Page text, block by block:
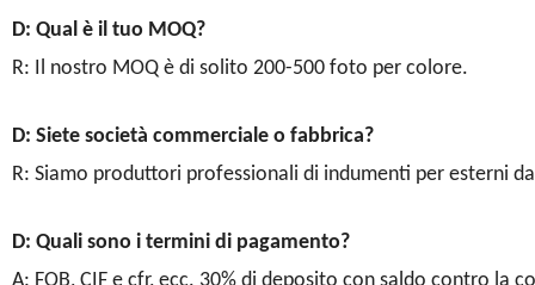
D: Qual è il tuo MOQ?
R: Il nostro MOQ è di solito 200-500 foto per colore.
D: Siete società commerciale o fabbrica?
R: Siamo produttori professionali di indumenti per esterni
D: Quali sono i termini di pagamento?